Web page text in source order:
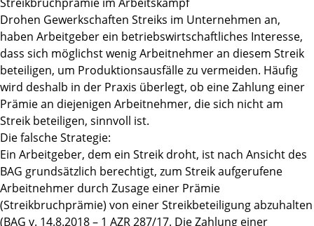
Drohen Gewerkschaften Streiks im Unternehmen an,
haben Arbeitgeber ein betriebswirtschaftliches Interesse,
dass sich möglichst wenig Arbeitnehmer an diesem Streik
beteiligen, um Produktionsausfälle zu vermeiden. Häufig
wird deshalb in der Praxis überlegt, ob eine Zahlung einer
Prämie an diejenigen Arbeitnehmer, die sich nicht am
Streik beteiligen, sinnvoll ist.
Die falsche Strategie:
Ein Arbeitgeber, dem ein Streik droht, ist nach Ansicht des
BAG grundsätzlich berechtigt, zum Streik aufgerufene
Arbeitnehmer durch Zusage einer Prämie
(Streikbruchprämie) von einer Streikbeteiligung abzuhalten
(BAG v. 14.8.2018 – 1 AZR 287/17. Die Zahlung einer